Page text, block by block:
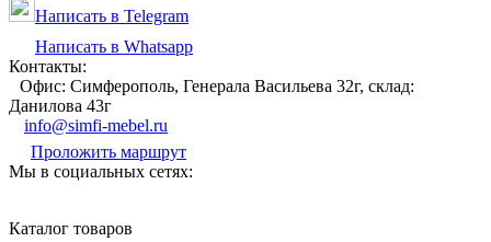
Написать в Telegram
Написать в Whatsapp
Контакты:
Офис: Симферополь, Генерала Васильева 32г, склад:
Данилова 43г
info@simfi-mebel.ru
Проложить маршрут
Мы в социальных сетях:
Каталог товаров